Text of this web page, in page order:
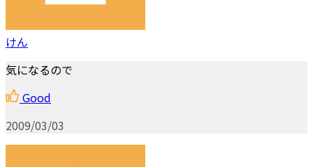
けん
気になるので
Good
2009/03/03